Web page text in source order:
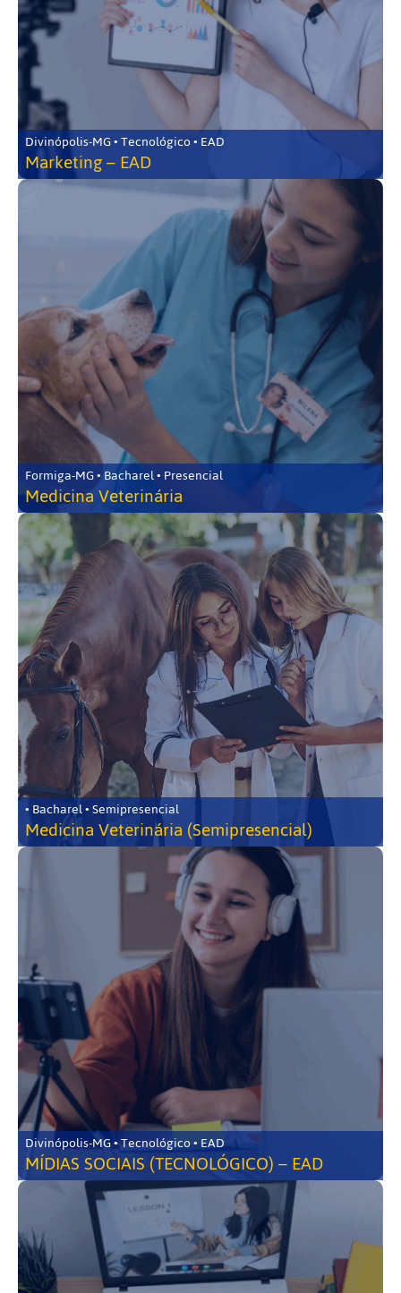
Divinópolis-MG • Tecnológico • EAD
Marketing – EAD
Formiga-MG • Bacharel • Presencial
Medicina Veterinária
• Bacharel • Semipresencial
Medicina Veterinária (Semipresencial)
Divinópolis-MG • Tecnológico • EAD
MÍDIAS SOCIAIS (TECNOLÓGICO) – EAD